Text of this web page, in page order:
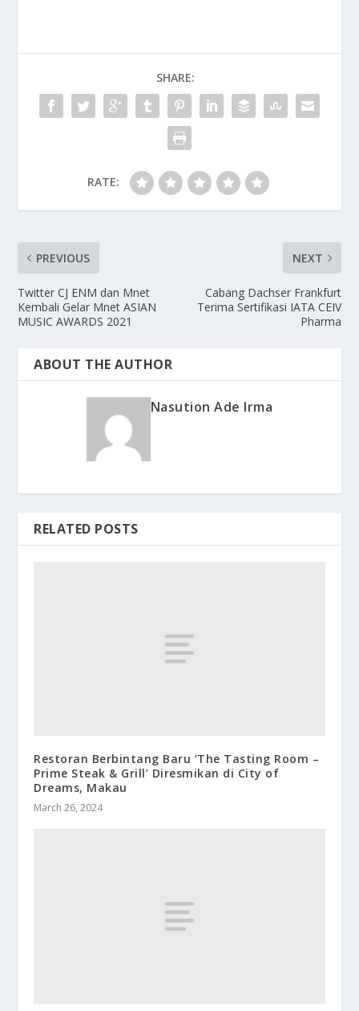
SHARE:
RATE:
PREVIOUS
Twitter CJ ENM dan Mnet
Kembali Gelar Mnet ASIAN
MUSIC AWARDS 2021
NEXT
Cabang Dachser Frankfurt
Terima Sertifikasi IATA CEIV
Pharma
ABOUT THE AUTHOR
Nasution Ade Irma
RELATED POSTS
Restoran Berbintang Baru ‘The Tasting Room –
Prime Steak & Grill’ Diresmikan di City of
Dreams, Makau
March 26, 2024